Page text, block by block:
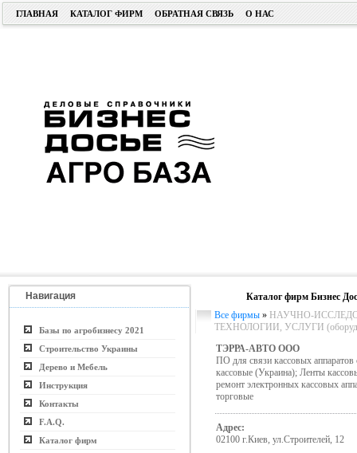
ГЛАВНАЯ КАТАЛОГ ФИРМ ОБРАТНАЯ СВЯЗЬ О НАС
Навигация
Базы по агробизнесу 2021
Строительство Украины
Дерево и Мебель
Инструкция
Контакты
F.A.Q.
Каталог фирм
Каталог фирм Бизнес
Все фирмы » НАУЧНО-
ТЕХНОЛОГИИ, УСЛУГИ
ТЭРРА-АВТО ООО
ПО для связи кассовых
кассовые (Украина); Ленты
ремонт электронных кассовых
торговые
Адрес:
02100 г.Киев, ул.Строителей, 12